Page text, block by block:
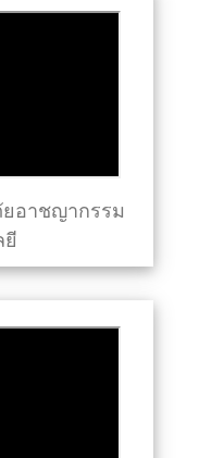
ยอาชญากรรม
ยี